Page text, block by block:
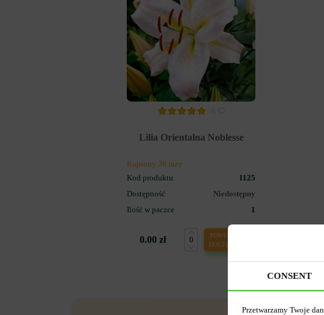
Lilia Orientalna Noblesse
Kupiony 36 razy
Kod produktu
1125
Dostępność
Niedostępny
Ilość w paczce
1
0.00 zł
POWIADOM O
DOSTĘPNOŚCI
CONSENT
Przetwarzamy Twoje